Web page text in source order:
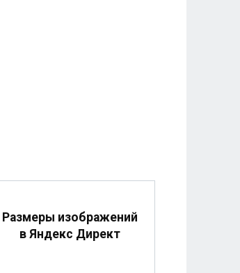
Размеры изображений
в Яндекс Директ